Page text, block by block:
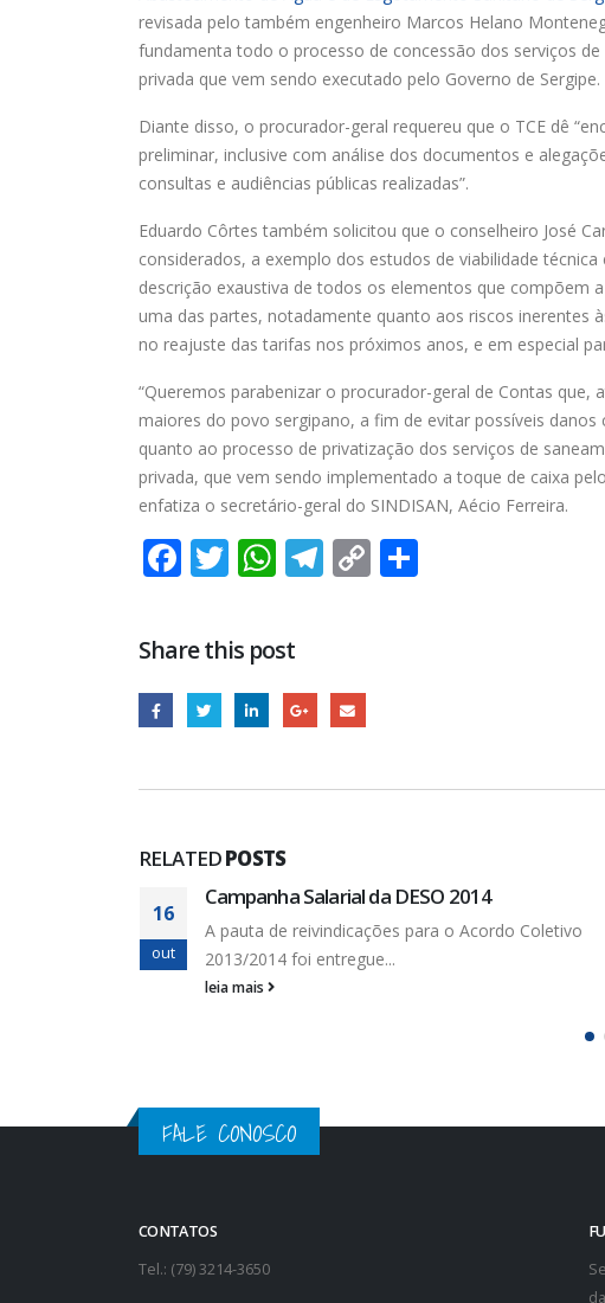
revisada pelo também engenheiro Marcos Helano
fundamenta todo o processo de concessão dos serviços
privada que vem sendo executado pelo Governo de Sergipe.
Diante disso, o procurador-geral requereu que o TCE dê
preliminar, inclusive com análise dos documentos e
consultas e audiências públicas realizadas”.
Eduardo Côrtes também solicitou que o conselheiro José
considerados, a exemplo dos estudos de viabilidade
descrição exaustiva de todos os elementos que compõem
uma das partes, notadamente quanto aos riscos inerentes
no reajuste das tarifas nos próximos anos, e em especial
“Queremos parabenizar o procurador-geral de Contas
maiores do povo sergipano, a fim de evitar possíveis
quanto ao processo de privatização dos serviços de
privada, que vem sendo implementado a toque de caixa
enfatiza o secretário-geral do SINDISAN, Aécio Ferreira.
Facebook
Twitter
WhatsApp
Telegram
Copy
Share this post
RELATEDPOSTS
04
set
Privatização, PPPs e desemprego
Uma nuvem negra ronda nossos lares e a nós. É o...
leia mais